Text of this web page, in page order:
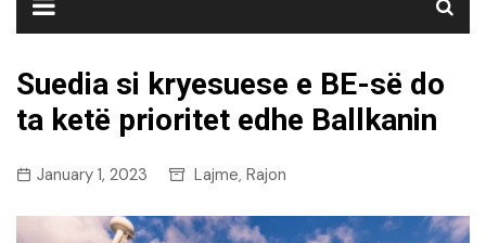
Suedia si kryesuese e BE-së do
ta ketë prioritet edhe Ballkanin
January 1, 2023 Lajme, Rajon